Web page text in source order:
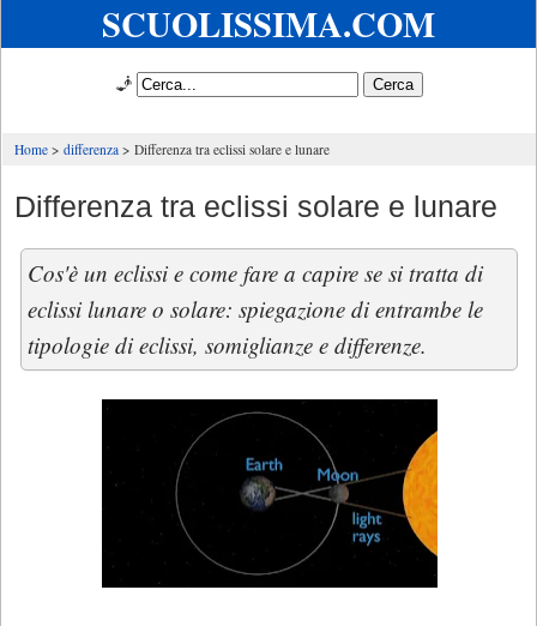
SCUOLISSIMA.COM
🧞
Home differenza Differenza tra eclissi solare e lunare
Differenza tra eclissi solare e lunare
Cos'è un eclissi e come fare a capire se si tratta di
eclissi lunare o solare: spiegazione di entrambe le
tipologie di eclissi, somiglianze e differenze.